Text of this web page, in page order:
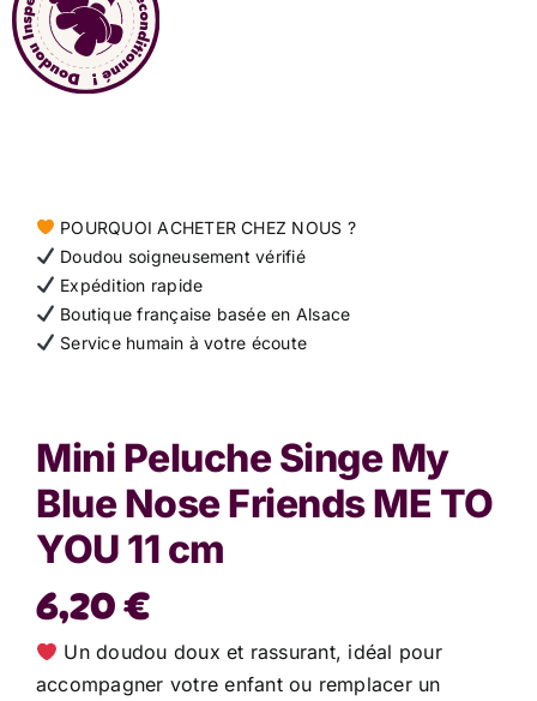
Contact
POURQUOI ACHETER CHEZ NOUS ?
Doudou soigneusement vérifié
Expédition rapide
Boutique française basée en Alsace
Service humain à votre écoute
Mini Peluche Singe My
Blue Nose Friends ME TO
YOU 11 cm
6,20€
Un doudou doux et rassurant, idéal pour
accompagner votre enfant ou remplacer un